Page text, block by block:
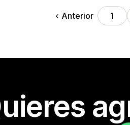
Anterior 1